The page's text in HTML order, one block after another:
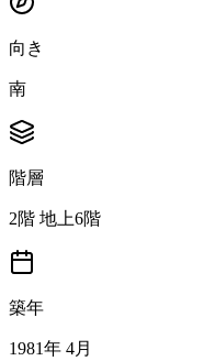
向き
南
階層
2階 地上6階
築年
1981年 4月